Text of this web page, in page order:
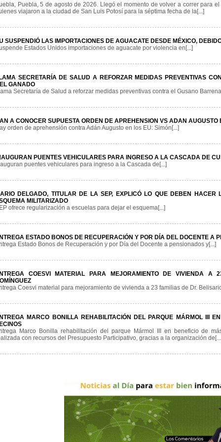
Puebla, 5 de agosto de 2026. Llegó el momento de volver a correr para
viajaron a la ciudad de San Luis Potosí para la séptima fecha de la[...]
SUSPENDIÓ LAS IMPORTACIONES DE AGUACATE DESDE MÉXICO,
Estados Unidos importaciones de aguacate por violencia en[...]
SECRETARÍA DE SALUD A REFORZAR MEDIDAS PREVENTIVAS
GANADO
Secretaría de Salud a reforzar medidas preventivas contra el Gusano
A CONOCER SUPUESTA ORDEN DE APREHENSION VS ADAN AUGUSTO
orden de aprehensión contra Adán Augusto en los EU: Simón[...]
PUENTES VEHICULARES PARA INGRESO A LA CASCADA DE
puentes vehiculares para ingreso a la Cascada de[...]
DELGADO, TITULAR DE LA SEP, EXPLICÓ LO QUE DEBEN
MILITARIZADO
ofrece regularización a escuelas para dejar el esquema[...]
ESTADO BONOS DE RECUPERACIÓN Y POR DÍA DEL DOCENTE A
Estado Bonos de Recuperación y por Día del Docente a pensionados y[...]
COESVI MATERIAL PARA MEJORAMIENTO DE VIVIENDA A
Coesvi material para mejoramiento de vivienda a 23 familias de Dr.
MARCO BONILLA REHABILITACIÓN DEL PARQUE MÁRMOL III
Marco Bonilla rehabilitación del parque Mármol III en beneficio de
con recursos del Presupuesto Participativo, gracias a la organización